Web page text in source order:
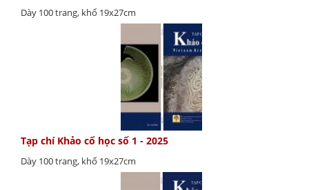
Dày 100 trang, khổ 19x27cm
Tạp chí Khảo cổ học số 1 - 2025
Dày 100 trang, khổ 19x27cm